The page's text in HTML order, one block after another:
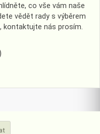
co vše vám naše
vědět rady s výběrem
kontaktujte nás prosím.